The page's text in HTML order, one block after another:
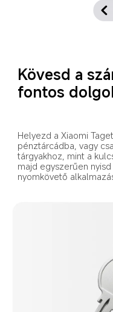
Kövesd a
fontos
Helyezd a Xiaomi
pénztárcádba, vagy
tárgyakhoz, mint a
majd egyszerűen
nyomkövető